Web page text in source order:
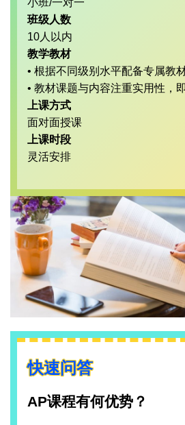
班级人数
10人以内
教学教材
• 根据不同级别水平配备专属教
• 教材课题与内容注重实用性，
上课方式
面对面授课
上课时段
灵活安排
快速问答
AP课程有何优势？